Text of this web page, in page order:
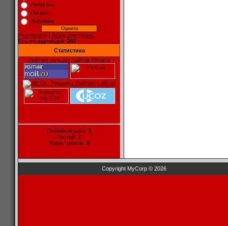
Непогано
Погано
Жахливо
Результати | Архів опитувань
Всього відповідей: 207
Статистика
Рейтинг лучших сайтов РУнета
Онлайн всього: 1
Гостей: 1
Користувачів: 0
Copyright MyCorp © 2026